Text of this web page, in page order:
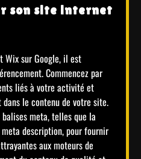
son site internet
Wix sur Google, il est
Commencez par
liés à votre activité et
le contenu de votre site.
balises meta, telles que la
description, pour fournir
aux moteurs de